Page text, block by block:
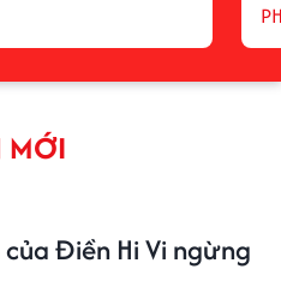
MỚI
Điền Hi Vi ngừng